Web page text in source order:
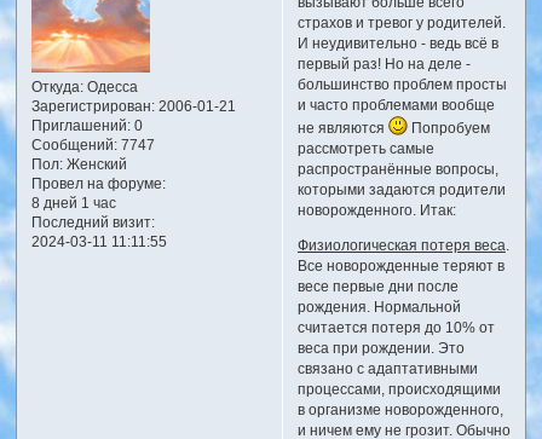
Откуда:Одесса
Зарегистрирован: 2006-01-21
Приглашений:0
Сообщений:7747
Пол:Женский
Провел на форуме:
8 дней 1 час
Последний визит:
2024-03-11 11:11:55
вызывают больше всего
страхов и тревог у родителей.
И неудивительно - ведь всё в
первый раз! Но на деле -
большинство проблем просты
и часто проблемами вообще
не являются
Попробуем
рассмотреть самые
распространённые вопросы,
которыми задаются родители
новорожденного. Итак:
Физиологическая потеря веса
Все новорожденные теряют в
весе первые дни после
рождения. Нормальной
считается потеря до 10% от
веса при рождении. Это
связано с адаптативными
процессами, происходящими
в организме новорожденного,
и ничем ему не грозит. Обычно